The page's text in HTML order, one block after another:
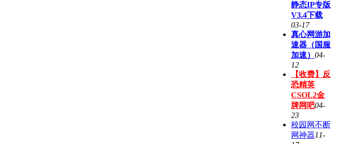
静态IP专版
V3.4下载
03-17
真心网游加
速器（国服
加速） 04-
12
【收费】反
恐精英
CSOL2金
牌网吧04-
23
校园网不断
网神器11-